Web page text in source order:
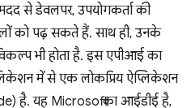
से डेवलपर, उपयोगकर्ता की
को पढ़ सकते हैं. साथ ही, उनके
भी होता है. इस एपीआई का
में से एक लोकप्रिय ऐप्लिकेशन
है. यह Microsoft का आईडीई है,